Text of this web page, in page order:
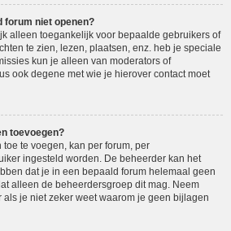
forum niet openen?
alleen toegankelijk voor bepaalde gebruikers of
te zien, lezen, plaatsen, enz. heb je speciale
kun je alleen van moderators of
ook degene met wie je hierover contact moet
toevoegen?
te voegen, kan per forum, per
ingesteld worden. De beheerder kan het
dat je in een bepaald forum helemaal geen
alleen de beheerdersgroep dit mag. Neem
als je niet zeker weet waarom je geen bijlagen